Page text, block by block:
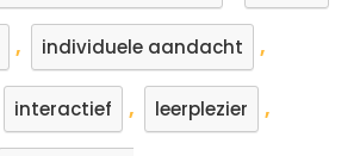
, individuele aandacht ,
interactief , leerplezier ,